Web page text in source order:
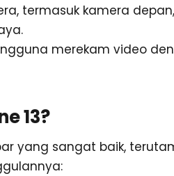
termasuk kamera
merekam video
13?
yang sangat baik,